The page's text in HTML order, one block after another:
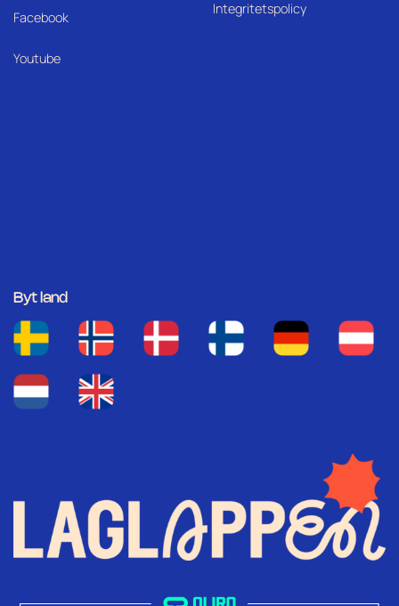
Facebook
Youtube
Integritetspolicy
Byt land